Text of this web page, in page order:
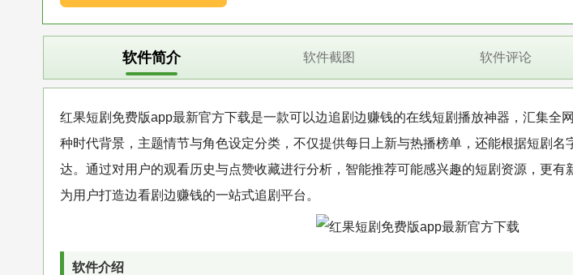
软件简介 软件截图 软件评论
红果短剧免费版app最新官方下载是一款可以边追剧边赚钱的在线短剧播放神器，汇集全
种时代背景，主题情节与角色设定分类，不仅提供每日上新与热播榜单，还能根据短剧名
达。通过对用户的观看历史与点赞收藏进行分析，智能推荐可能感兴趣的短剧资源，更有
为用户打造边看剧边赚钱的一站式追剧平台。
软件介绍